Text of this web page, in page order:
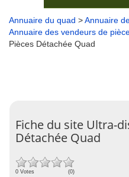
Annuaire du quad >Annuaire
Annuaire des vendeurs de
Pièces Détachée Quad
Fiche du site Ultra-
Détachée Quad
0 Votes (0)